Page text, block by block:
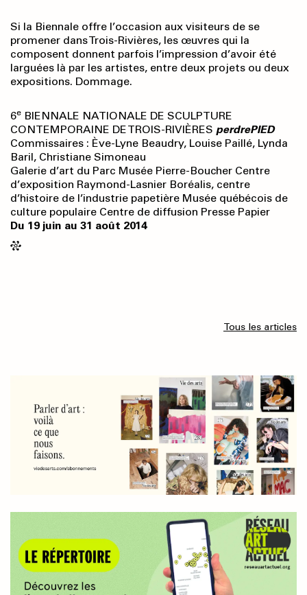
Si la Biennale offre l’occasion aux visiteurs de se
promener dans Trois-Rivières, les œuvres qui la
composent donnent parfois l’impression d’avoir été
larguées là par les artistes, entre deux projets ou deux
expositions. Dommage.
6e BIENNALE NATIONALE DE SCULPTURE
CONTEMPORAINE DE TROIS-RIVIÈRES perdrePIED
Commissaires : Ève-Lyne Beaudry, Louise Paillé, Lynda
Baril, Christiane Simoneau
Galerie d’art du Parc Musée Pierre-Boucher Centre
d’exposition Raymond-Lasnier Boréalis, centre
d’histoire de l’industrie papetière Musée québécois de
culture populaire Centre de diffusion Presse Papier
Du 19 juin au 31 août 2014
Tous les articles